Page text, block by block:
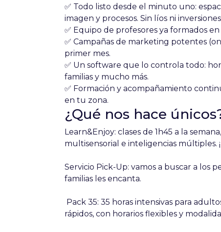
✅ Todo listo desde el minuto uno:
imagen y procesos. Sin líos ni
✅ Equipo de profesores ya formados
✅ Campañas de marketing potentes
primer mes.
✅ Un software que lo controla todo:
familias y mucho más.
✅ Formación y acompañamiento
en tu zona.
¿Qué nos hace
Learn&Enjoy: clases de 1h45 a la
multisensorial e inteligencias múltiples.
Servicio Pick-Up: vamos a buscar a los
familias les encanta.
Pack 35: 35 horas intensivas para
rápidos, con horarios flexibles y